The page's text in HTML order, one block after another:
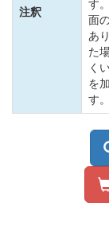
注釈
す
面
あ
た
く
を
す。